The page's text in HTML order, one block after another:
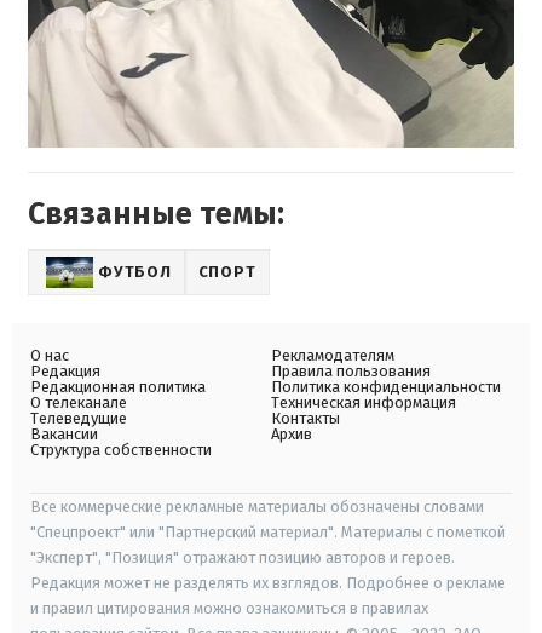
Связанные темы:
ФУТБОЛ СПОРТ
О нас
Редакция
Редакционная политика
О телеканале
Телеведущие
Вакансии
Структура собственности
Рекламодателям
Правила пользования
Политика конфиденциальности
Техническая информация
Контакты
Архив
Все коммерческие рекламные материалы обозначены словами
"Спецпроект" или "Партнерский материал". Материалы с пометкой
"Эксперт", "Позиция" отражают позицию авторов и героев.
Редакция может не разделять их взглядов. Подробнее о рекламе
и правил цитирования можно ознакомиться в правилах